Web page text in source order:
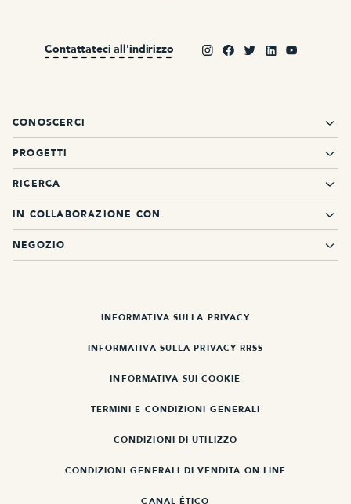
Contattateci all'indirizzo
CONOSCERCI
PROGETTI
RICERCA
IN COLLABORAZIONE CON
NEGOZIO
INFORMATIVA SULLA PRIVACY
INFORMATIVA SULLA PRIVACY RRSS
INFORMATIVA SUI COOKIE
TERMINI E CONDIZIONI GENERALI
CONDIZIONI DI UTILIZZO
CONDIZIONI GENERALI DI VENDITA ON LINE
CANAL ÉTICO